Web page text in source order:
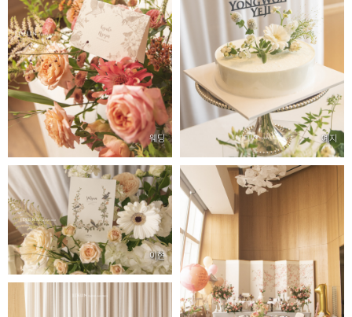
웨딩 예지
이현